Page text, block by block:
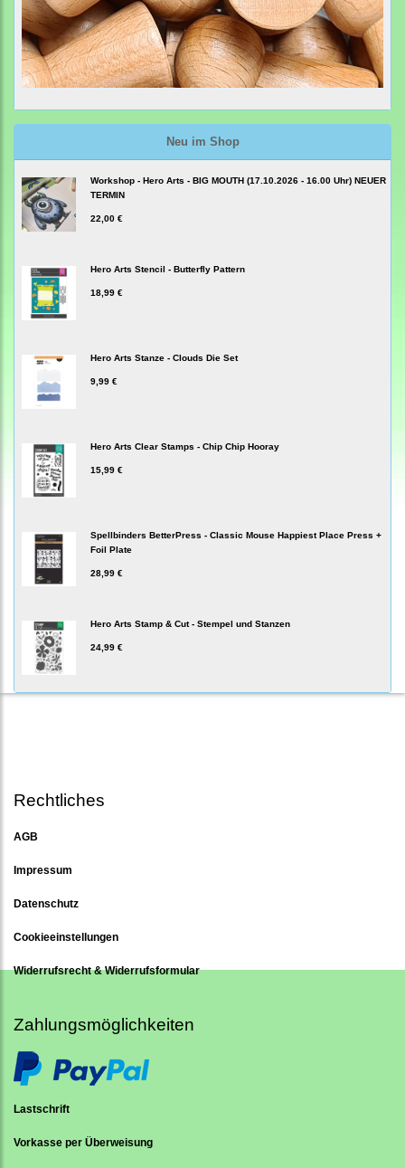
Neu im Shop
Workshop - Hero Arts - BIG MOUTH (17.10.2026 - 16.00 Uhr) NEUER
TERMIN
22,00 €
Hero Arts Stencil - Butterfly Pattern
18,99 €
Hero Arts Stanze - Clouds Die Set
9,99 €
Hero Arts Clear Stamps - Chip Chip Hooray
15,99 €
Spellbinders BetterPress - Classic Mouse Happiest Place Press +
Foil Plate
28,99 €
Hero Arts Stamp & Cut - Stempel und Stanzen
24,99 €
Rechtliches
AGB
Impressum
Datenschutz
Cookieeinstellungen
Widerrufsrecht & Widerrufsformular
Zahlungsmöglichkeiten
Lastschrift
Vorkasse per Überweisung